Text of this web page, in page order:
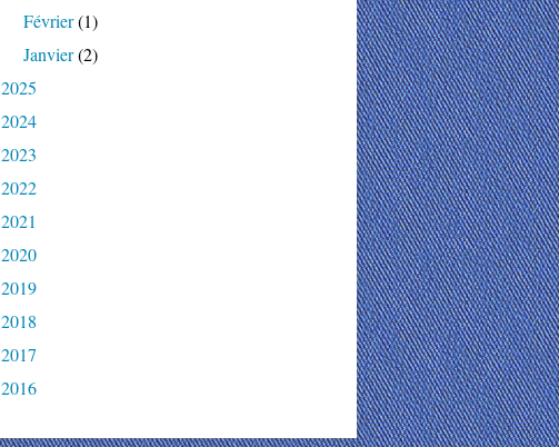
Février(1)
Janvier(2)
2025
2024
2023
2022
2021
2020
2019
2018
2017
2016